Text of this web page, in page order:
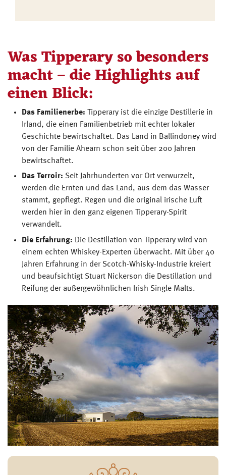
Was Tipperary so besonders
macht – die Highlights auf
einen Blick:
Das Familienerbe: Tipperary ist die einzige Destillerie in
Irland, die einen Familienbetrieb mit echter lokaler
Geschichte bewirtschaftet. Das Land in Ballindoney wird
von der Familie Ahearn schon seit über 200 Jahren
bewirtschaftet.
Das Terroir: Seit Jahrhunderten vor Ort verwurzelt,
werden die Ernten und das Land, aus dem das Wasser
stammt, gepflegt. Regen und die original irische Luft
werden hier in den ganz eigenen Tipperary-Spirit
verwandelt.
Die Erfahrung: Die Destillation von Tipperary wird von
einem echten Whiskey-Experten überwacht. Mit über 40
Jahren Erfahrung in der Scotch-Whisky-Industrie kreiert
und beaufsichtigt Stuart Nickerson die Destillation und
Reifung der außergewöhnlichen Irish Single Malts.